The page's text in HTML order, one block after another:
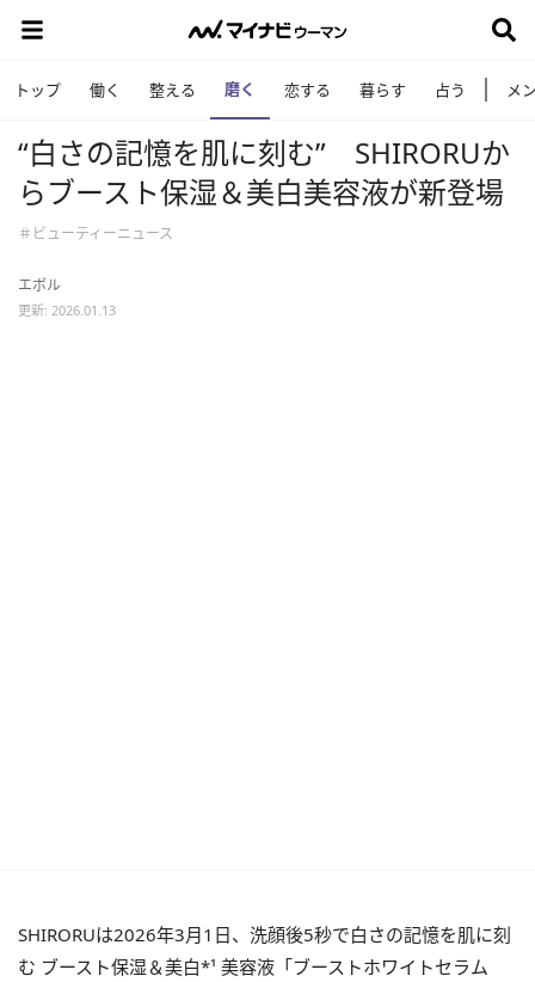
トップ 働く 整える 磨く 恋する 暮らす 占う メ
“白さの記憶を肌に刻む” SHIRORUか
らブースト保湿＆美白美容液が新登場
＃ビューティーニュース
エボル
更新: 2026.01.13
SHIRORUは2026年3月1日、洗顔後5秒で白さの記憶を肌に刻
む ブースト保湿＆美白*¹ 美容液「ブーストホワイトセラム